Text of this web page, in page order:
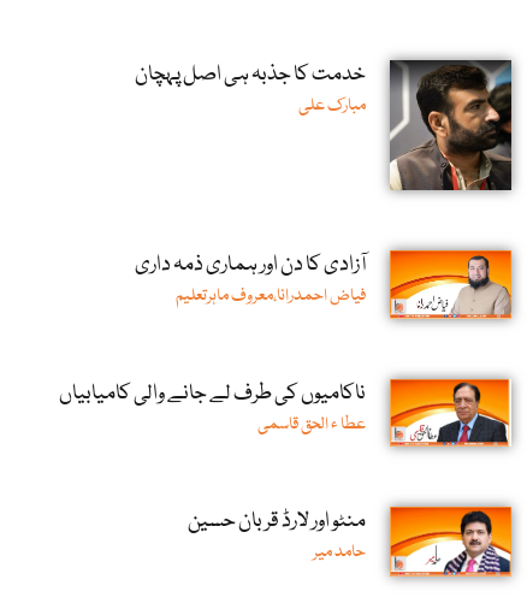
خدمت کا جذبہ ہی اصل پہچان
مبارک علی
آزادی کا دن اور ہماری ذمہ داری
فیاض احمدرانا،معروف ماہرتعلیم
ناکامیوں کی طرف لے جانے والی کامیابیاں
عطا ء الحق قاسمی
منٹو اور لارڈ قربان حسین
حامد میر